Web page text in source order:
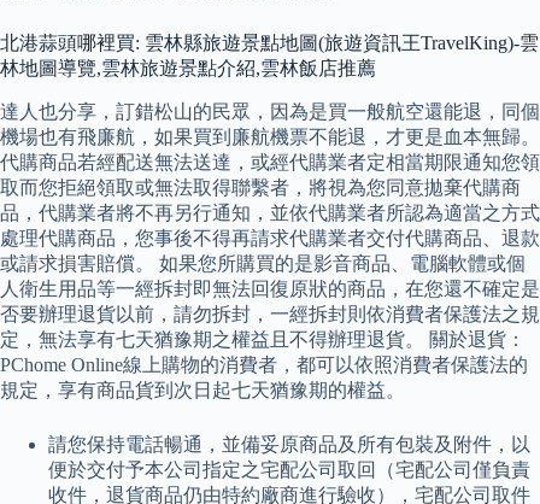
北港蒜頭哪裡買: 雲林縣旅遊景點地圖(旅遊資訊王TravelKing)-雲
林地圖導覽,雲林旅遊景點介紹,雲林飯店推薦
達人也分享，訂錯松山的民眾，因為是買一般航空還能退，同個
機場也有飛廉航，如果買到廉航機票不能退，才更是血本無歸。
代購商品若經配送無法送達，或經代購業者定相當期限通知您領
取而您拒絕領取或無法取得聯繫者，將視為您同意拋棄代購商
品，代購業者將不再另行通知，並依代購業者所認為適當之方式
處理代購商品，您事後不得再請求代購業者交付代購商品、退款
或請求損害賠償。 如果您所購買的是影音商品、電腦軟體或個
人衛生用品等一經拆封即無法回復原狀的商品，在您還不確定是
否要辦理退貨以前，請勿拆封，一經拆封則依消費者保護法之規
定，無法享有七天猶豫期之權益且不得辦理退貨。 關於退貨：
PChome Online線上購物的消費者，都可以依照消費者保護法的
規定，享有商品貨到次日起七天猶豫期的權益。
請您保持電話暢通，並備妥原商品及所有包裝及附件，以
便於交付予本公司指定之宅配公司取回（宅配公司僅負責
收件，退貨商品仍由特約廠商進行驗收），宅配公司取件